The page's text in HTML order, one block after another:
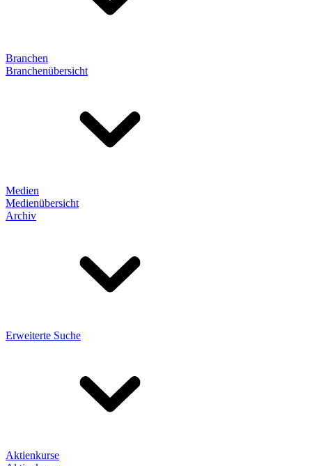
Branchen
Branchenübersicht
Medien
Medienübersicht
Archiv
Erweiterte Suche
Aktienkurse